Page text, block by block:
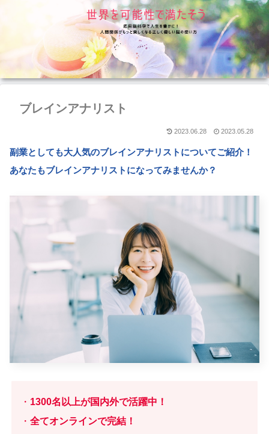
ブレインアナリスト
2023.06.28 2023.05.28
副業としても大人気のブレインアナリストについてご紹介！
あなたもブレインアナリストになってみませんか？
・ 1300名以上が国内外で活躍中！
・ 全てオンラインで完結！